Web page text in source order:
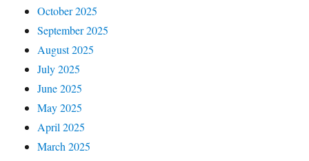
October 2025
September 2025
August 2025
July 2025
June 2025
May 2025
April 2025
March 2025